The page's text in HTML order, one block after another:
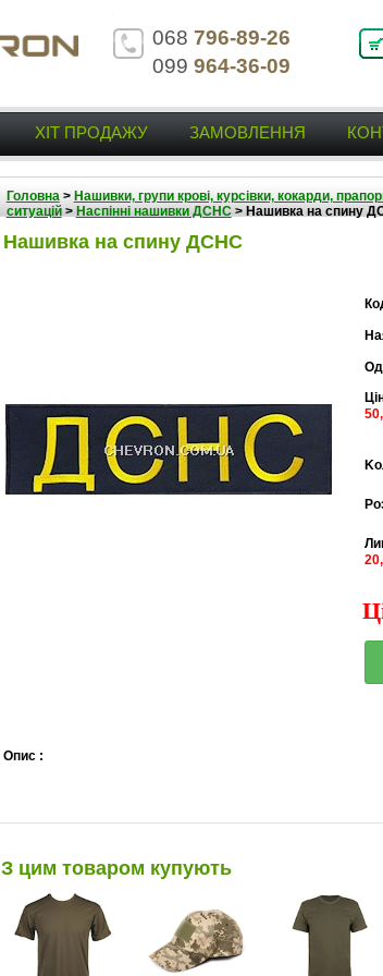
068 796-89-26
099 964-36-09
ХІТ ПРОДАЖУ ЗАМОВЛЕННЯ
Головна> Нашивки, групи крові, курсівки, кокарди,
ситуацій> Наспінні нашивки ДСНС> Нашивка на спину
Нашивка на спину ДСНС
Опис :
З цим товаром купують